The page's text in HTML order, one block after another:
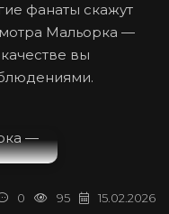
фанаты скажут
Мальорка —
вы
15.02.2026
95
0